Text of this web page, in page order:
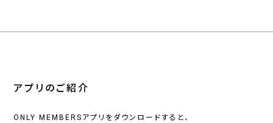
アプリのご紹介
ONLY MEMBERSアプリをダウンロードすると、